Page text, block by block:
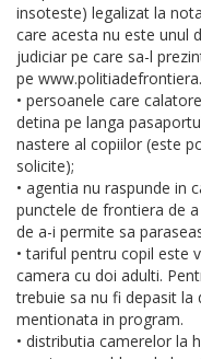
insoteste) legalizat la
care acesta nu este unul
judiciar pe care sa-l
pe
• persoanele care
detina pe langa
nastere al copiilor (este
solicite);
• agentia nu raspunde in
punctele de frontiera de
de a-i permite sa
• tariful pentru copil este
camera cu doi adulti.
trebuie sa nu fi depasit la
mentionata in program.
• distributia camerelor la